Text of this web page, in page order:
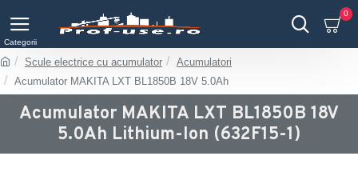
0
Scule electrice cu acumulator
Acumulatori
Acumulator MAKITA LXT BL1850B 18V 5.0Ah
Acumulator MAKITA LXT BL1850B 18V
5.0Ah Lithium-Ion (632F15-1)